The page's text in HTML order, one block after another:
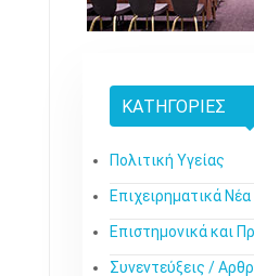
ΚΑΤΗΓΟΡΊΕΣ
Πολιτική Υγείας
Επιχειρηματικά Νέα
Επιστημονικά και
Συνεντεύξεις /